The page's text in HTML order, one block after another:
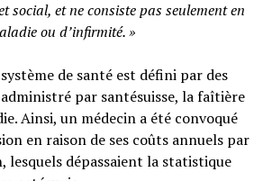
social, et ne consiste pas seulement en
ou d’infirmité.»
de santé est défini par des
par santésuisse, la faîtière
Ainsi, un médecin a été convoqué
en raison de ses coûts annuels par
lesquels dépassaient la statistique